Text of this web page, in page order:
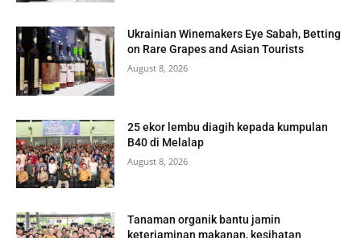
Ukrainian Winemakers Eye Sabah, Betting
on Rare Grapes and Asian Tourists
August 8, 2026
25 ekor lembu diagih kepada kumpulan
B40 di Melalap
August 8, 2026
Tanaman organik bantu jamin
keterjaminan makanan, kesihatan